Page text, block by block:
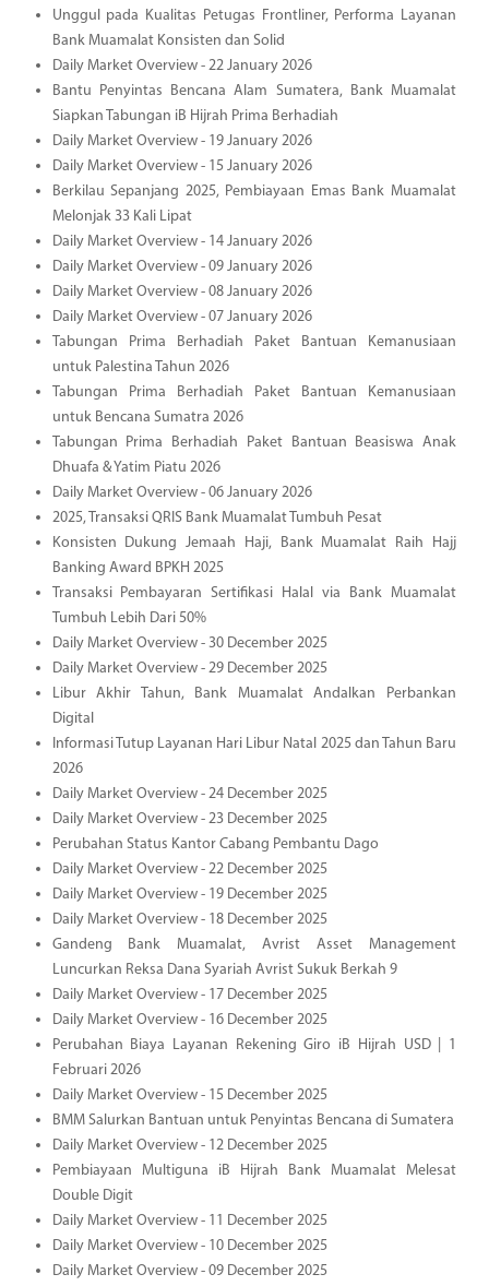
Unggul pada Kualitas Petugas Frontliner, Performa Layanan
Bank Muamalat Konsisten dan Solid
Daily Market Overview - 22 January 2026
Bantu Penyintas Bencana Alam Sumatera, Bank Muamalat
Siapkan Tabungan iB Hijrah Prima Berhadiah
Daily Market Overview - 19 January 2026
Daily Market Overview - 15 January 2026
Berkilau Sepanjang 2025, Pembiayaan Emas Bank Muamalat
Melonjak 33 Kali Lipat
Daily Market Overview - 14 January 2026
Daily Market Overview - 09 January 2026
Daily Market Overview - 08 January 2026
Daily Market Overview - 07 January 2026
Tabungan Prima Berhadiah Paket Bantuan Kemanusiaan
untuk Palestina Tahun 2026
Tabungan Prima Berhadiah Paket Bantuan Kemanusiaan
untuk Bencana Sumatra 2026
Tabungan Prima Berhadiah Paket Bantuan Beasiswa Anak
Dhuafa & Yatim Piatu 2026
Daily Market Overview - 06 January 2026
2025, Transaksi QRIS Bank Muamalat Tumbuh Pesat
Konsisten Dukung Jemaah Haji, Bank Muamalat Raih Hajj
Banking Award BPKH 2025
Transaksi Pembayaran Sertifikasi Halal via Bank Muamalat
Tumbuh Lebih Dari 50%
Daily Market Overview - 30 December 2025
Daily Market Overview - 29 December 2025
Libur Akhir Tahun, Bank Muamalat Andalkan Perbankan
Digital
Informasi Tutup Layanan Hari Libur Natal 2025 dan Tahun Baru
2026
Daily Market Overview - 24 December 2025
Daily Market Overview - 23 December 2025
Perubahan Status Kantor Cabang Pembantu Dago
Daily Market Overview - 22 December 2025
Daily Market Overview - 19 December 2025
Daily Market Overview - 18 December 2025
Gandeng Bank Muamalat, Avrist Asset Management
Luncurkan Reksa Dana Syariah Avrist Sukuk Berkah 9
Daily Market Overview - 17 December 2025
Daily Market Overview - 16 December 2025
Perubahan Biaya Layanan Rekening Giro iB Hijrah USD | 1
Februari 2026
Daily Market Overview - 15 December 2025
BMM Salurkan Bantuan untuk Penyintas Bencana di Sumatera
Daily Market Overview - 12 December 2025
Pembiayaan Multiguna iB Hijrah Bank Muamalat Melesat
Double Digit
Daily Market Overview - 11 December 2025
Daily Market Overview - 10 December 2025
Daily Market Overview - 09 December 2025